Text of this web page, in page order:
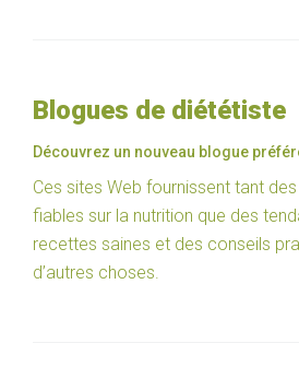
Blogues de diététiste
Découvrez un nouveau blogue
Ces sites Web fournissent tant
fiables sur la nutrition que des
recettes saines et des conseils
d’autres choses.